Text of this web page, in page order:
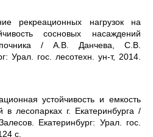
рекреационных нагрузок на
сосновых насаждений
/ А.В. Данчева, С.В.
Урал. гос. лесотехн. ун-т, 2014.
устойчивость и емкость
в лесопарках г. Екатеринбурга /
Екатеринбург: Урал. гос.
с.